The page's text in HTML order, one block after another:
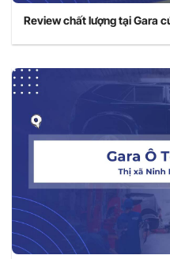
Review chất lượng tại Gara